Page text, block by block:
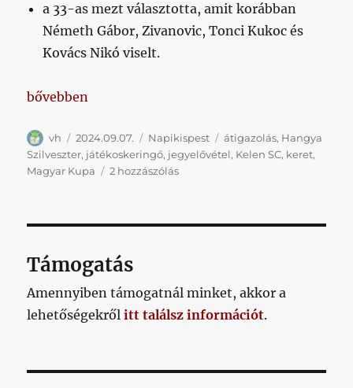
a 33-as mezt választotta, amit korábban
Németh Gábor, Zivanovic, Tonci Kukoc és
Kovács Nikó viselt.
„Napikispest 2024/09/07”
bővebben
Szerző
vh Közzétéve
2024.09.07. Kategória
Napikispest Címke
átigazolás, Hangya
Szilveszter, játékoskeringő, jegyelővétel, Kelen SC, keret,
Magyar Kupa
2 hozzászólásNapikispest
Támogatás
Amennyiben támogatnál minket, akkor a
lehetőségekrőlitt találsz információt.